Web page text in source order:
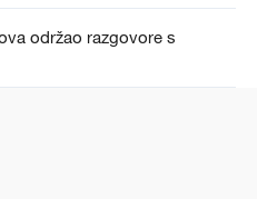
održao razgovore s